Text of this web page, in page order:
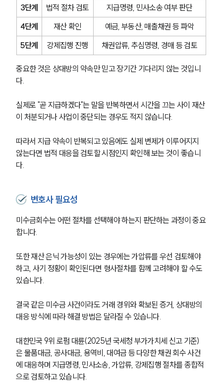
3단계
법적 절차 검토
지급명령, 민사소송 여부 판단
4단계
재산 확인
예금, 부동산, 매출채권 등 파악
5단계
강제집행 진행 채권압류, 추심명령, 경매 등 검토
중요한 것은 상대방의 약속만 믿고 장기간 기다리지 않는 것입니
다.
실제로 "곧 지급하겠다"는 말을 반복하면서 시간을 끄는 사이 재산
이 처분되거나 사업이 중단되는 경우도 적지 않습니다.
따라서 지급 약속이 반복되고 있음에도 실제 변제가 이루어지지
않는다면 법적 대응을 검토할 시점인지 확인해 보는 것이 좋습니
다.
변호사 필요성
미수금회수는 어떤 절차를 선택해야 하는지 판단하는 과정이 중요
합니다.
또한 재산 은닉 가능성이 있는 경우에는 가압류를 우선 검토해야
하고, 사기 정황이 확인된다면 형사절차를 함께 고려해야 할 수도
있습니다.
결국 같은 미수금 사건이라도 거래 경위와 확보된 증거, 상대방의
대응 방식에 따라 해결 방법은 달라질 수 있습니다.
대한민국 9위 로펌 대륜(2025년 국세청 부가가치세 신고 기준)
은 물품대금, 공사대금, 용역비, 대여금 등 다양한 채권 회수 사건
에 대응하며 지급명령, 민사소송, 가압류, 강제집행 절차를 종합적
으로 검토하고 있습니다.